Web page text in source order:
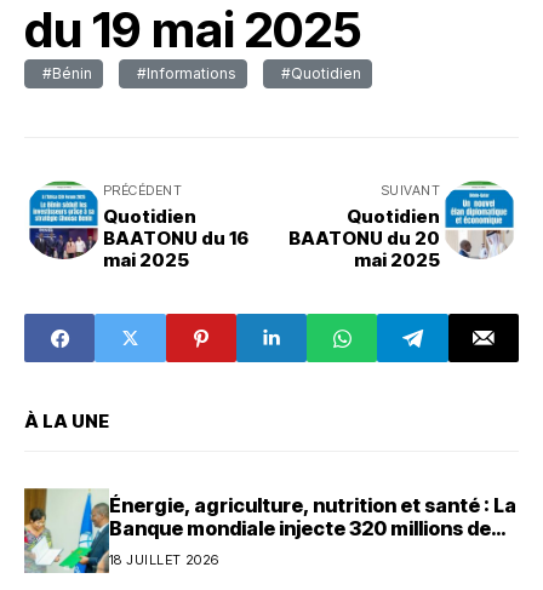
du 19 mai 2025
#Bénin #Informations #Quotidien
PRÉCÉDENT
Quotidien
BAATONU du 16
mai 2025
SUIVANT
Quotidien
BAATONU du 20
mai 2025
À LA UNE
Énergie, agriculture, nutrition et santé : La
Banque mondiale injecte 320 millions de
dollars au Bénin
18 JUILLET 2026